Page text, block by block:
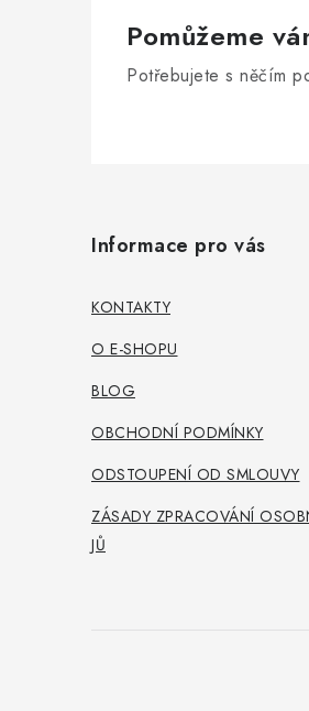
Pomůžeme
Potřebujete s něčím
Informace pro vás
KONTAKTY
O E-SHOPU
BLOG
OBCHODNÍ PODMÍNKY
ODSTOUPENÍ OD SMLOUVY
ZÁSADY ZPRACOVÁNÍ
JŮ